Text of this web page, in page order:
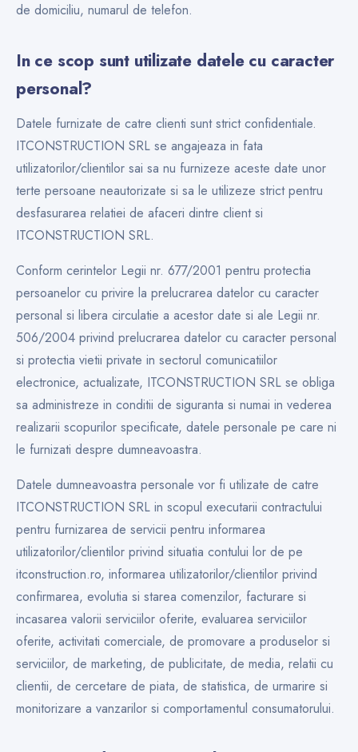
de domiciliu, numarul de telefon.
In ce scop sunt utilizate datele cu caracter
personal?
Datele furnizate de catre clienti sunt strict confidentiale.
ITCONSTRUCTION SRL se angajeaza in fata
utilizatorilor/clientilor sai sa nu furnizeze aceste date unor
terte persoane neautorizate si sa le utilizeze strict pentru
desfasurarea relatiei de afaceri dintre client si
ITCONSTRUCTION SRL.
Conform cerintelor Legii nr. 677/2001 pentru protectia
persoanelor cu privire la prelucrarea datelor cu caracter
personal si libera circulatie a acestor date si ale Legii nr.
506/2004 privind prelucrarea datelor cu caracter personal
si protectia vietii private in sectorul comunicatiilor
electronice, actualizate, ITCONSTRUCTION SRL se obliga
sa administreze in conditii de siguranta si numai in vederea
realizarii scopurilor specificate, datele personale pe care ni
le furnizati despre dumneavoastra.
Datele dumneavoastra personale vor fi utilizate de catre
ITCONSTRUCTION SRL in scopul executarii contractului
pentru furnizarea de servicii pentru informarea
utilizatorilor/clientilor privind situatia contului lor de pe
itconstruction.ro, informarea utilizatorilor/clientilor privind
confirmarea, evolutia si starea comenzilor, facturare si
incasarea valorii serviciilor oferite, evaluarea serviciilor
oferite, activitati comerciale, de promovare a produselor si
serviciilor, de marketing, de publicitate, de media, relatii cu
clientii, de cercetare de piata, de statistica, de urmarire si
monitorizare a vanzarilor si comportamentul consumatorului.